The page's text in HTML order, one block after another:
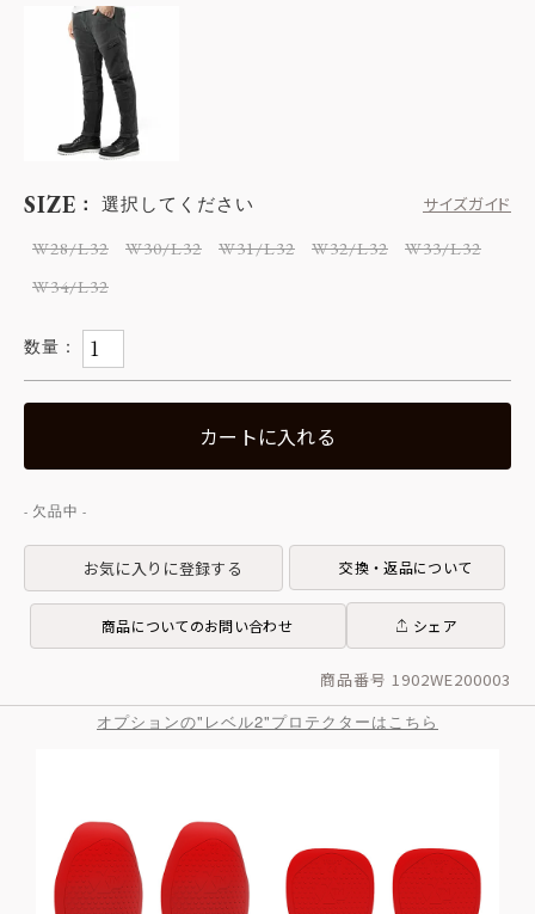
SIZE 選択してください
サイズガイド
W28/L32
W30/L32 W31/L32 W32/L32
W33/L32
W34/L32
カートに入れる
お気に入りに登録する 交換・返品について
商品についてのお問い合わせ シェア
商品番号 1902WE200003
オプションの"レベル2"プロテクターはこちら